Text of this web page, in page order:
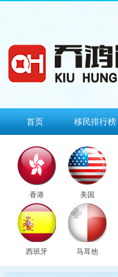
首页 移民排行榜
香港 美国
西班牙 马耳他